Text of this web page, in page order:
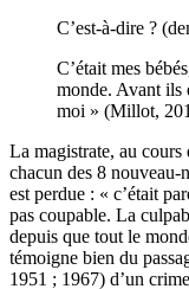
C’est-à-dire ?
C’était mes
monde. Avant ils
moi » (Millot,
La magistrate, au
chacun des 8 nouveau-
est perdue : « c’était
pas coupable. La
depuis que tout le
témoigne bien du
1951 ; 1967) d’un